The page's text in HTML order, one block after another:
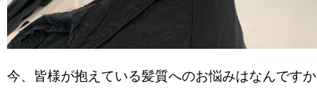
今、皆様が抱えている髪質へのお悩みはなんです